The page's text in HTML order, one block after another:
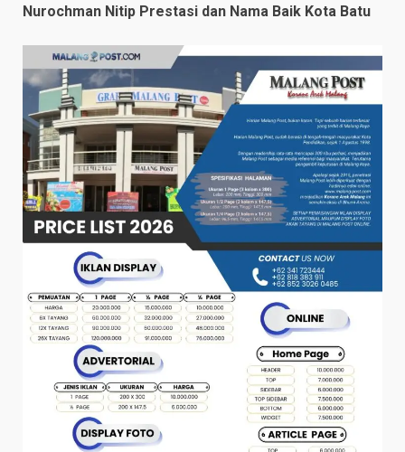
Nurochman Nitip Prestasi dan Nama Baik Kota Batu